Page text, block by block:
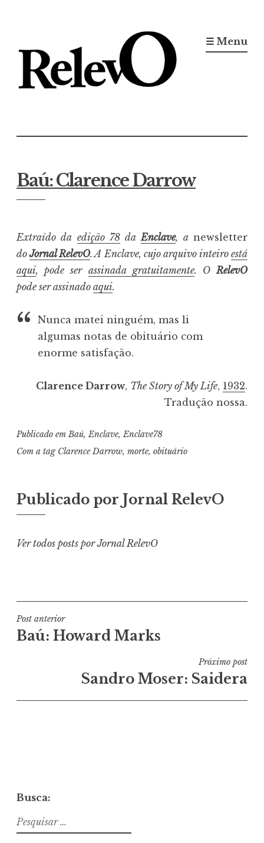
conteúdo
☰ Menu
Baú: Clarence Darrow
Extraído da edição 78daEnclave, anewsletter
doJornal RelevO. A Enclave, cujo arquivo inteiro está
aqui, pode ser assinada gratuitamente. ORelevO
pode ser assinado aqui.
Nunca matei ninguém, mas li
algumas notas de obituário com
enorme satisfação.
Clarence Darrow, The Story of My Life, 1932.
Tradução nossa.
Publicado emBaú,Enclave,Enclave78
Com a tag Clarence Darrow, morte, obituário
Publicado por Jornal RelevO
Ver todos posts por Jornal RelevO
Navegação
de
Post anterior
Baú: Howard Marks
Próximo post
Sandro Moser: Saidera
Busca:
Pesquisar
por: